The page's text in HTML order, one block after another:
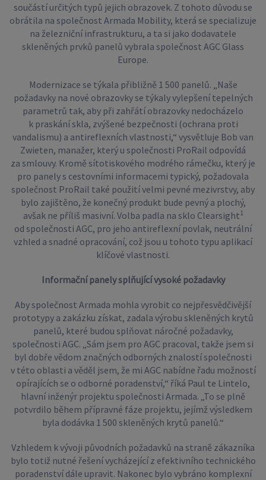
součástí určitých typů jejich obrazovek. Z tohoto důvodu se
obrátila na společnost Armada Mobility, která se specializuje
na železniční infrastrukturu, a ta si jako dodavatele
skleněných prvků panelů vybrala společnost AGC Glass
Europe.
Modernizace se týkala přibližně 1 500 panelů. „Naše
požadavky na nové obrazovky se týkaly vylepšení tepelných
parametrů tak, aby při zahřátí obrazovky nedocházelo
k praskání skla, zvýšené bezpečnosti (ochrana proti
vandalismu) a antireflexních vlastnosti,“ vysvětluje Bob van
Zwieten, manažer, který u společnosti ProRail odpovídá
za smlouvy. Kromě sítotiskového modrého rámečku, který je
pro panely s cestovními informacemi typický, požadovala
společnost ProRail také použití velmi pevné mezivrstvy, aby
bylo zajištěno, že konečný produkt bude pevný a plochý,
avšak ne příliš masivní. Volba padla na sklo Clearsight1
od společnosti AGC, pro jeho antireflexní povlak, neutrální
vzhled a snadné opracování, což jsou u tohoto typu aplikací
klíčové vlastnosti.
Informační panely splňující vysoké požadavky
Aby společnost Armada mohla vyrobit co nejpřesvědčivější
prototypy a zakázku získat, zadala výrobu skleněných krytů
panelů, které budou splňovat náročné požadavky,
společnosti AGC. „Sám jsem pro AGC pracoval, takže jsem si
byl dobře vědom značných odborných znalostí společnosti
v této oblasti a věděl jsem, že mi AGC nabídne řadu možností
opírajících se o odborné poradenství,“ říká Paul te Lintelo,
hlavní inženýr projektu společnosti Armada. „To se plně
potvrdilo během přípravné fáze projektu, jejímž výsledkem
byla dodávka 1 500 skleněných krytů panelů.“
Vzhledem k vývoji původních požadavků na straně zákazníka
bylo totiž nutné řešení vycházející z efektivního technického
poradenství dále upravit. Nakonec bylo vybráno komplexní